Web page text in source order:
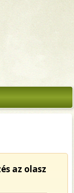
az olasz